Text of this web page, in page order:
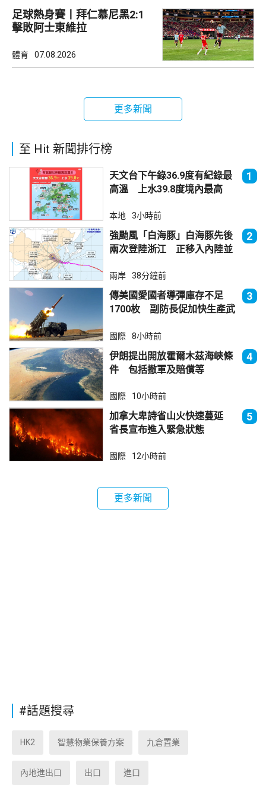
足球熱身賽丨拜仁慕尼黑2:1
擊敗阿士東維拉
體育 07.08.2026
更多新聞
至 Hit 新聞排行榜
天文台下午錄36.9度有紀錄最
高溫 上水39.8度境內最高
1
本地 3小時前
強颱風「白海豚」白海豚先後
兩次登陸浙江 正移入內陸並
2
兩岸 38分鐘前
傳美國愛國者導彈庫存不足
1700枚 副防長促加快生產武
3
國際 8小時前
伊朗提出開放霍爾木茲海峽條
件 包括撤軍及賠償等
4
國際 10小時前
加拿大卑詩省山火快速蔓延
省長宣布進入緊急狀態
5
國際 12小時前
更多新聞
#話題搜尋
HK2 智慧物業保養方案 九倉置業
內地進出口 出口 進口